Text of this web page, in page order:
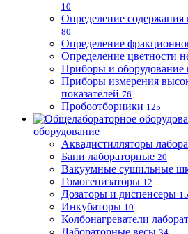
10
Определение содержания
80
Определение
Определение цветности
Приборы и оборудование
Приборы измерения
показателей 76
Пробоотборники 125
оборудование
Аквадистилляторы
Бани лабораторные 20
Вакуумные сушильные
Гомогенизаторы 12
Дозаторы и диспенсеры 15
Инкубаторы 10
Колбонагреватели
Лабораторные весы